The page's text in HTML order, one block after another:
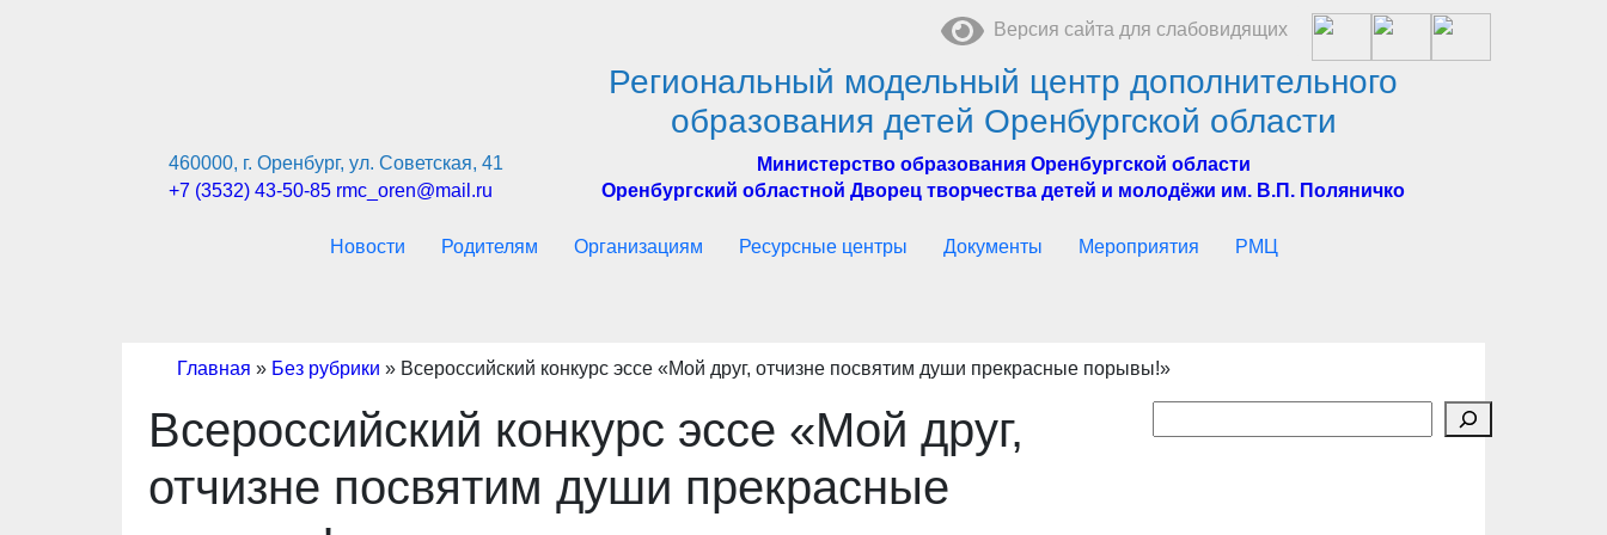
Версия сайта для слабовидящих
Региональный модельный центр дополнительного
образования детей Оренбургской области
460000, г. Оренбург, ул. Советская, 41
+7 (3532) 43-50-85 rmc_oren@mail.ru
Министерство образования Оренбургской области
Оренбургский областной Дворец творчества детей и молодёжи им. В.П. Поляничко
Новости Родителям Организациям Ресурсные центры Документы Мероприятия РМЦ
Главная » Без рубрики » Всероссийский конкурс эссе «Мой друг, отчизне посвятим души прекрасные порывы!»
Всероссийский конкурс эссе «Мой друг,
отчизне посвятим души прекрасные